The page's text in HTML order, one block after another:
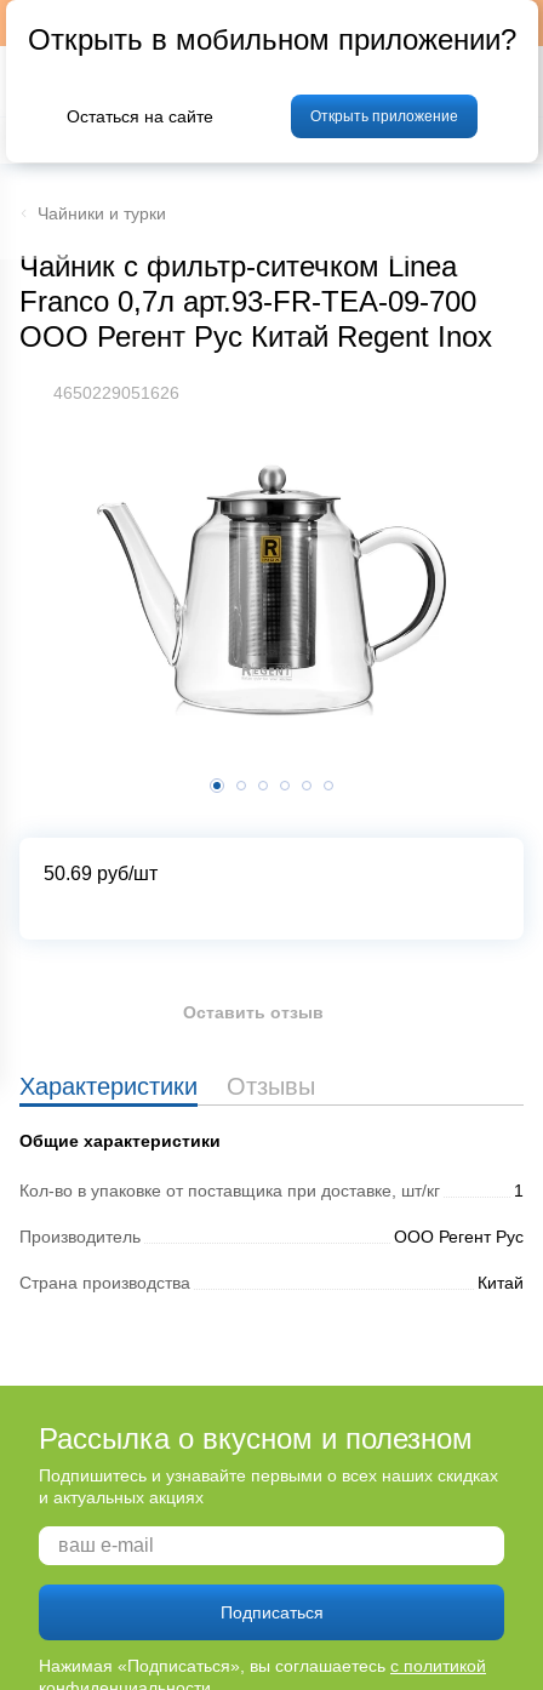
Фрукты и овощи Мясо Птица
Чайники и турки
Чайник с фильтр-ситечком Linea
Franco 0,7л арт.93-FR-TEA-09-700
ООО Регент Рус Китай Regent Inox
4650229051626
50.69 руб/шт
Характеристики Отзывы
Общие характеристики
Кол-во в упаковке от поставщика при доставке, шт/кг 1
Производитель ООО Регент Рус
Страна производства Китай
Оставить отзыв
Рассылка о вкусном и полезном
Подпишитесь и узнавайте первыми о всех наших скидках
и актуальных акциях
Подписаться
Нажимая «Подписаться», вы соглашаетесь с политикой
Открыть в мобильном приложении?
Остаться на сайте Открыть приложение